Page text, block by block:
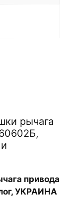
рычага
привода
УКРАИНА